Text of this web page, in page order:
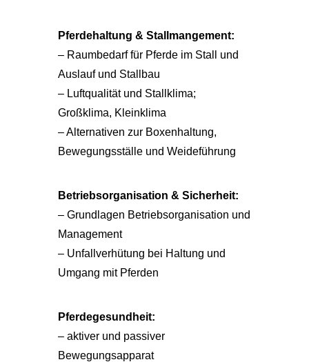
Pferdehaltung & Stallmangement:
– Raumbedarf für Pferde im Stall und
Auslauf und Stallbau
– Luftqualität und Stallklima;
Großklima, Kleinklima
– Alternativen zur Boxenhaltung,
Bewegungsställe und Weideführung
Betriebsorganisation & Sicherheit:
– Grundlagen Betriebsorganisation und
Management
– Unfallverhütung bei Haltung und
Umgang mit Pferden
Pferdegesundheit:
– aktiver und passiver
Bewegungsapparat